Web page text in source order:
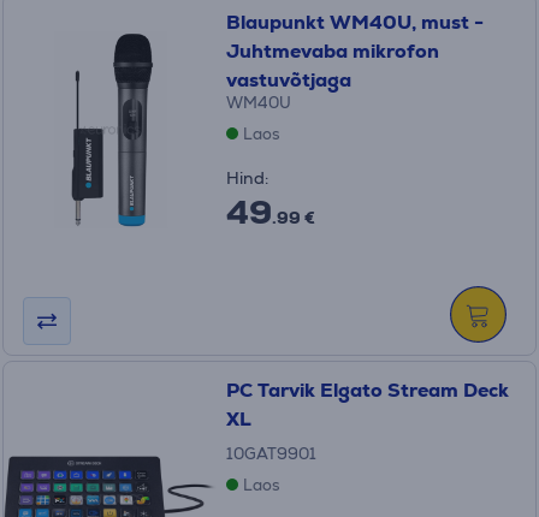
Blaupunkt WM40U, must -
Juhtmevaba mikrofon
vastuvõtjaga
WM40U
Laos
Hind:
49.99 €
PC Tarvik Elgato Stream Deck
XL
10GAT9901
Laos